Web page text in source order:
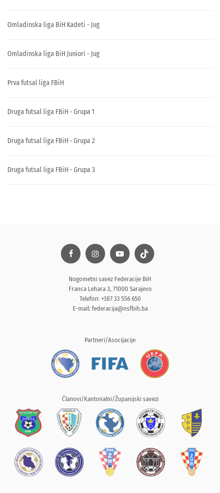
Omladinska liga BiH Kadeti - Jug
Omladinska liga BiH Juniori - Jug
Prva futsal liga FBiH
Druga futsal liga FBiH - Grupa 1
Druga futsal liga FBiH - Grupa 2
Druga futsal liga FBiH - Grupa 3
Nogometni savez Federacije BiH
Franca Lehara 3, 71000 Sarajevo
Telefon: +387 33 556 650
E-mail: federacija@nsfbih.ba
Partneri/Asocijacije
Članovi/Kantonalni/Županijski savezi